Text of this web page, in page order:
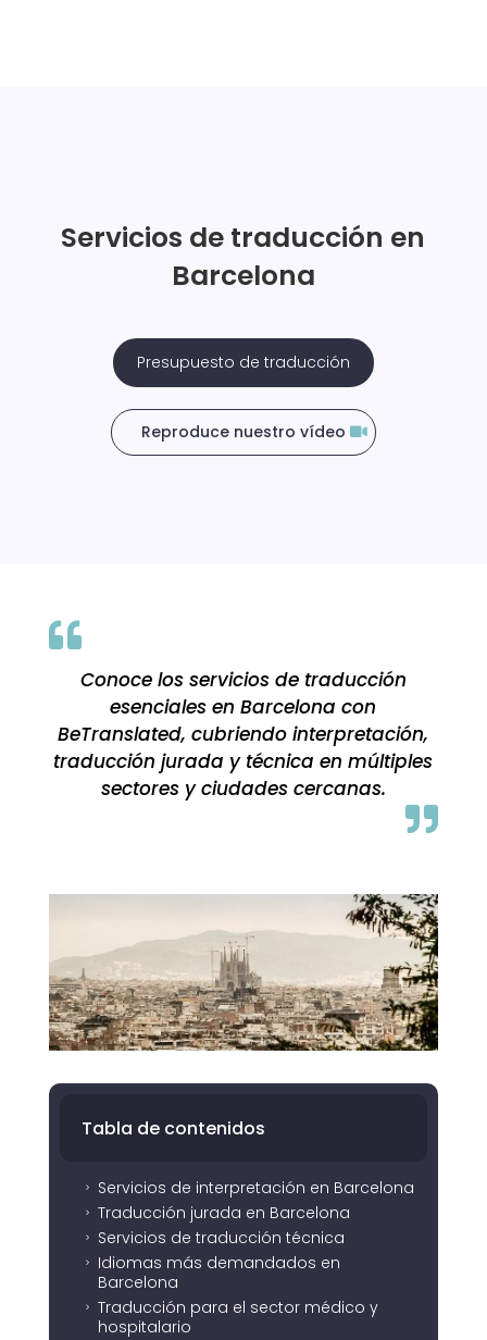
Servicios de traducción en
Barcelona
Presupuesto de traducción
Reproduce nuestro vídeo

Conoce los servicios de traducción
esenciales en Barcelona con
BeTranslated, cubriendo interpretación,
traducción jurada y técnica en múltiples
sectores y ciudades cercanas.

Tabla de contenidos
5 Servicios de interpretación en Barcelona
5 Traducción jurada en Barcelona
5 Servicios de traducción técnica
5
Idiomas más demandados en
Barcelona
5
Traducción para el sector médico y
hospitalario